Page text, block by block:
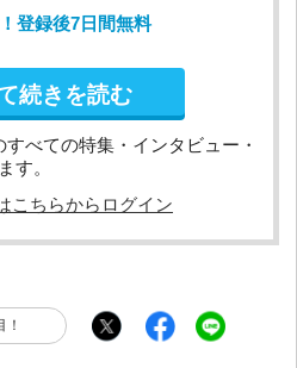
登録後7日間無料
続きを読む
べての特集・インタビュー・
す。
こちらからログイン